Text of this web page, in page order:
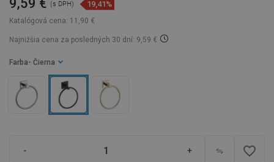
Katalógová cena: 11,90 €
9,59 € (s DPH) 19,41%
Najnižšia cena za posledných 30 dní: 9,59 €
Farba - Čierna
- + favorite_border